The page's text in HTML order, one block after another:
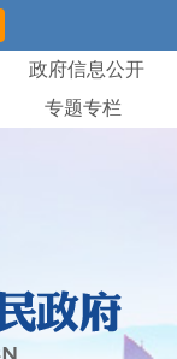
政府信息公开
专题专栏